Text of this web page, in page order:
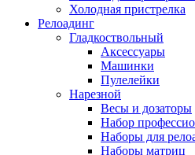
Холодная пристрелка
Релоадинг
Гладкоствольный
Аксессуары
Машинки
Пулелейки
Нарезной
Весы и дозаторы
Набор
Наборы для
Наборы матриц